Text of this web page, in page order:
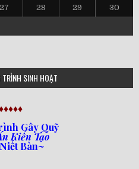
27 28 29 30
SINH HOẠT
Gây Quỹ
Kiến Tạo
Bàn~